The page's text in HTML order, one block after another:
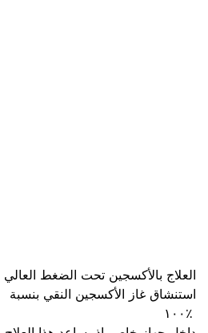
استنشاق غاز الأكسجين النقي بنسبة
١٠٠٪